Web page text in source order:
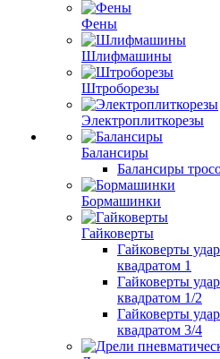
Фены
Шлифмашины
Штроборезы
Электроплиткорезы
Балансиры
Балансиры
Бормашинки
Гайковерты
Гайковерты
квадратом 1
Гайковерты
квадратом 1/2
Гайковерты
квадратом 3/4